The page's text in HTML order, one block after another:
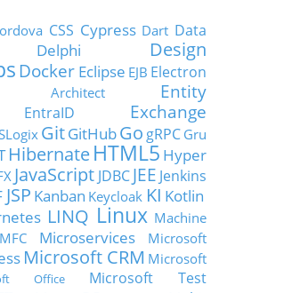
CSS Cypress Dart Data
Delphi
Design
Docker Eclipse EJB Electron
Architect
Entity
EntraID
Exchange
GitGitHubGo gRPC Gru
HibernateHTML5 Hyper
JavaScript JDBC JEE Jenkins
JSP Kanban Keycloak KI Kotlin
LINQ Linux Machine
MFC Microservices
Microsoft
Microsoft CRM Microsoft
Office
Microsoft Test